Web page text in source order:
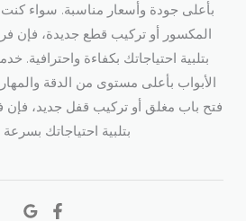
بأعلى جودة وأسعار مناسبة. سواء كنت
المكسور أو تركيب قطع جديدة، فإن
بتلبية احتياجاتك بكفاءة واحترافية.
الأبواب بأعلى مستوى من الدقة
فتح باب مغلق أو تركيب قفل جديد،
بتلبية احتياجاتك بسرعة